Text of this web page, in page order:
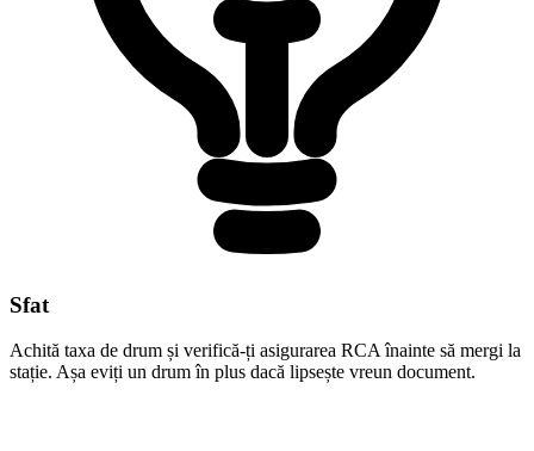
Sfat
Achită taxa de drum și verifică-ți asigurarea RCA înainte să mergi la
stație. Așa eviți un drum în plus dacă lipsește vreun document.